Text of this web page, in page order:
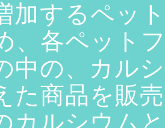
加するペッ
、各ペット
中の、カル
た商品を販
カルシウム